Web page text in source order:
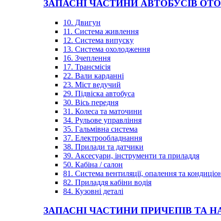
ЗАПАСНІ ЧАСТИНИ АВТОБУСІВ
10. Двигун
11. Система живлення
12. Система випуску
13. Система охолодження
16. Зчеплення
17. Трансмісія
22. Вали карданні
23. Міст ведучий
29. Підвіска автобуса
30. Вісь передня
31. Колеса та маточини
34. Рульове управління
35. Гальмівна система
37. Електрообладнання
38. Прилади та датчики
39. Аксесуари, інструменти та приладдя
50. Кабіна / салон
81. Система вентиляції, опалення та
82. Приладдя кабіни водія
84. Кузовні деталі
ЗАПАСНІ ЧАСТИНИ ПРИЧЕПІВ ТА